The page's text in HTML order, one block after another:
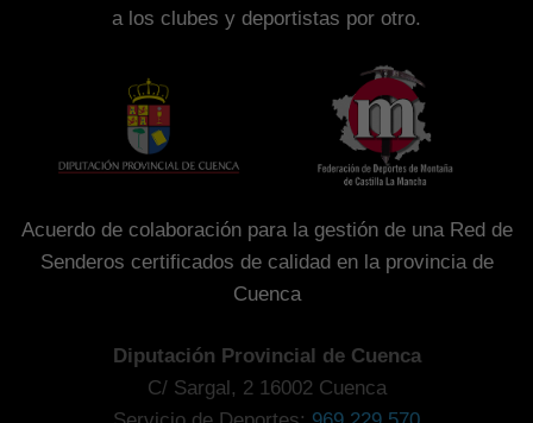
a los clubes y deportistas por otro.
Acuerdo de colaboración para la gestión de una Red de
Senderos certificados de calidad en la provincia de
Cuenca
Diputación Provincial de Cuenca
C/ Sargal, 2 16002 Cuenca